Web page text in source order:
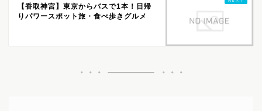
【香取神宮】東京からバスで1本！日帰
りパワースポット旅・食べ歩きグルメ